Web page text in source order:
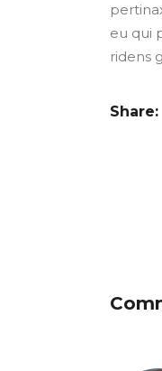
eu qui
ridens
Share: